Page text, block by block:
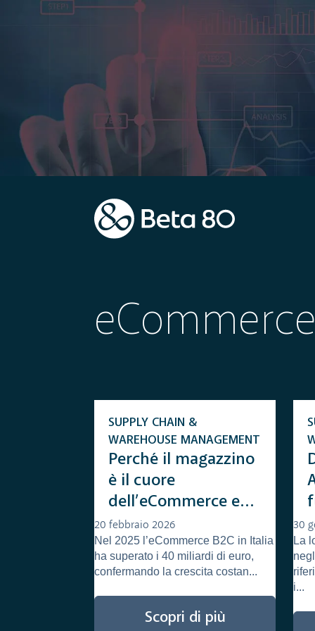
eCommerce
Perché il magazzino
è il cuore
dell’eCommerce e
come gestirlo
SUPPLY CHAIN &
WAREHOUSE MANAGEMENT
20 febbraio 2026
Nel 2025 l’eCommerce B2C in Italia
ha superato i 40 miliardi di euro,
confermando la crescita costan...
Scopri di più
30
La
i...